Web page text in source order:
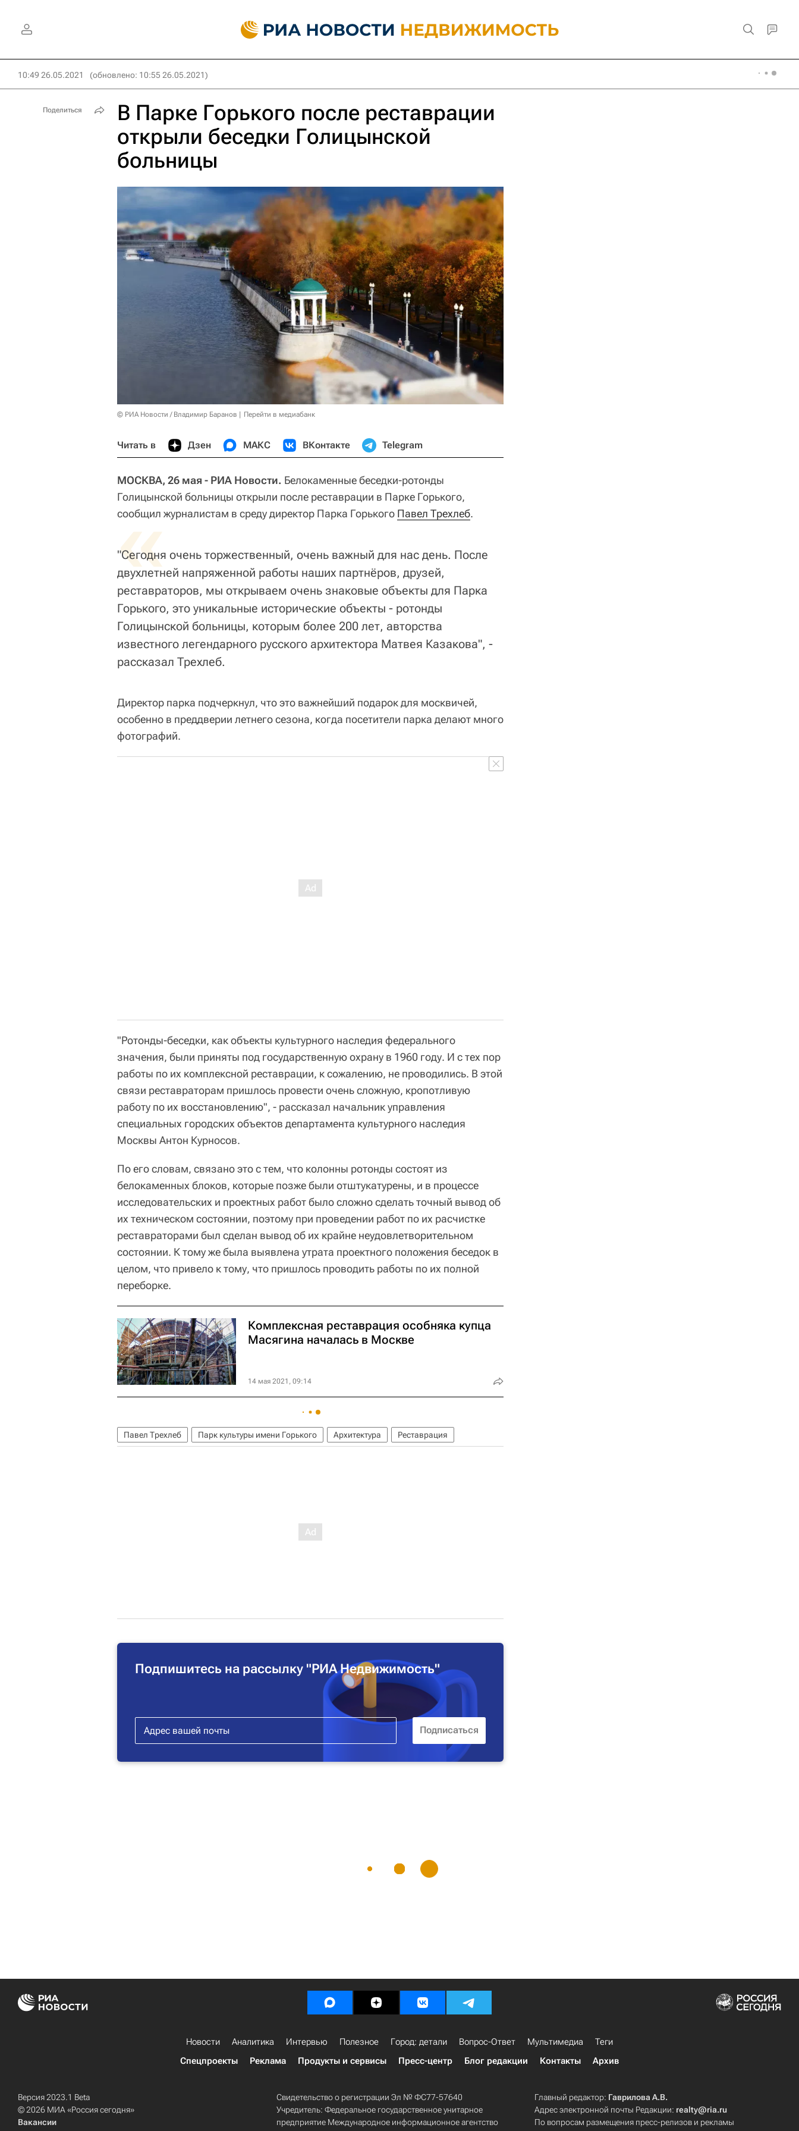
10:49 26.05.2021 (обновлено: 10:55 26.05.2021)
В Парке Горького после реставрации
открыли беседки Голицынской
больницы
© РИА Новости / Владимир Баранов Перейти в медиабанк
Читать в Дзен МАКС ВКонтакте Telegram
МОСКВА, 26 мая - РИА Новости. Белокаменные беседки-ротонды
Голицынской больницы открыли после реставрации в Парке Горького,
сообщил журналистам в среду директор Парка Горького Павел Трехлеб.
«
"Сегодня очень торжественный, очень важный для нас день. После
двухлетней напряженной работы наших партнёров, друзей,
реставраторов, мы открываем очень знаковые объекты для Парка
Горького, это уникальные исторические объекты - ротонды
Голицынской больницы, которым более 200 лет, авторства
известного легендарного русского архитектора Матвея Казакова", -
рассказал Трехлеб.
Директор парка подчеркнул, что это важнейший подарок для москвичей,
особенно в преддверии летнего сезона, когда посетители парка делают много
фотографий.
"Ротонды-беседки, как объекты культурного наследия федерального
значения, были приняты под государственную охрану в 1960 году. И с тех пор
работы по их комплексной реставрации, к сожалению, не проводились. В этой
связи реставраторам пришлось провести очень сложную, кропотливую
работу по их восстановлению", - рассказал начальник управления
специальных городских объектов департамента культурного наследия
Москвы Антон Курносов.
По его словам, связано это с тем, что колонны ротонды состоят из
белокаменных блоков, которые позже были отштукатурены, и в процессе
исследовательских и проектных работ было сложно сделать точный вывод об
их техническом состоянии, поэтому при проведении работ по их расчистке
реставраторами был сделан вывод об их крайне неудовлетворительном
состоянии. К тому же была выявлена утрата проектного положения беседок в
целом, что привело к тому, что пришлось проводить работы по их полной
переборке.
Комплексная реставрация особняка купца
Масягина началась в Москве
14 мая 2021, 09:14
Павел Трехлеб Парк культуры имени Горького Архитектура Реставрация
Подпишитесь на рассылку "РИА Недвижимость"
Поделиться
Новости Аналитика Интервью Полезное Город: детали Вопрос-Ответ Мультимедиа
Теги
Спецпроекты
Реклама Продукты и сервисы Пресс-центр Блог редакции Контакты Архив
Версия 2023.1 Beta
© 2026 МИА «Россия сегодня»
Вакансии
Свидетельство о регистрации Эл № ФС77-57640
Учредитель: Федеральное государственное унитарное
предприятие Международное информационное агентство
Главный редактор: Гаврилова А.В.
Адрес электронной почты Редакции: realty@ria.ru
По вопросам размещения пресс-релизов и рекламы